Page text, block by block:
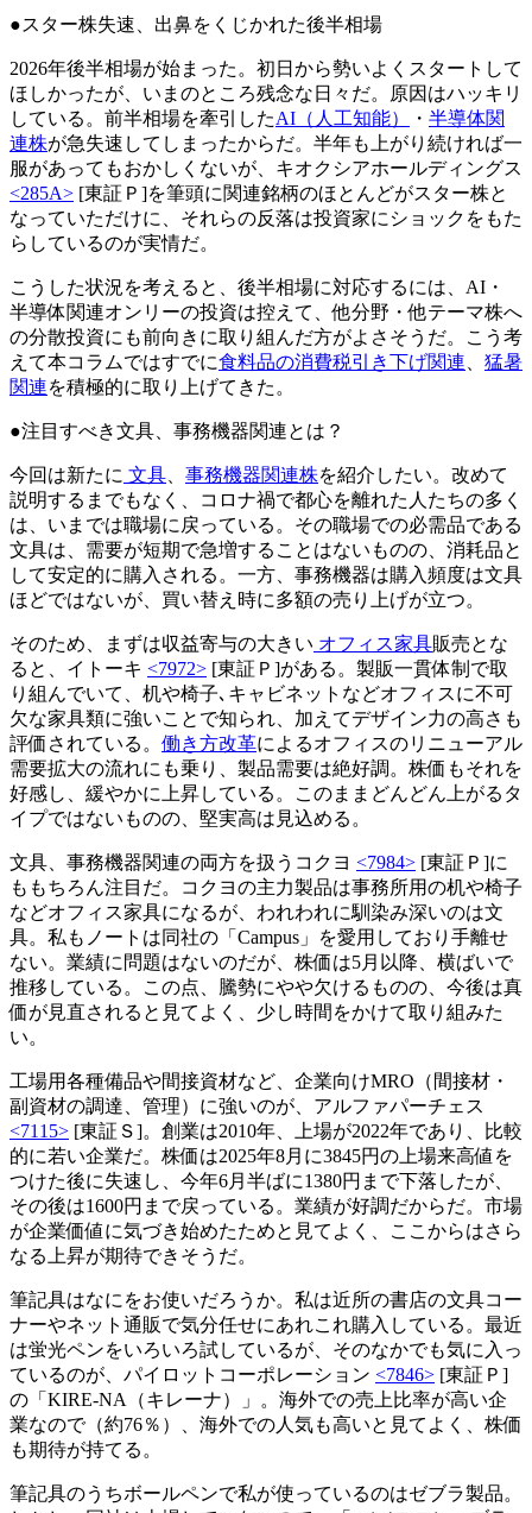
●スター株失速、出鼻をくじかれた後半相場
2026年後半相場が始まった。初日から勢いよくスタートして
ほしかったが、いまのところ残念な日々だ。原因はハッキリ
している。前半相場を牽引したAI（人工知能） ・ 半導体関
連株が急失速してしまったからだ。半年も上がり続ければ一
服があってもおかしくないが、キオクシアホールディングス
<285A> [東証Ｐ]を筆頭に関連銘柄のほとんどがスター株と
なっていただけに、それらの反落は投資家にショックをもた
らしているのが実情だ。
こうした状況を考えると、後半相場に対応するには、AI・
半導体関連オンリーの投資は控えて、他分野・他テーマ株へ
の分散投資にも前向きに取り組んだ方がよさそうだ。こう考
えて本コラムではすでに食料品の消費税引き下げ関連
猛暑
関連を積極的に取り上げてきた。
●注目すべき文具、事務機器関連とは？
今回は新たに 文具 事務機器関連株を紹介したい。改めて
説明するまでもなく、コロナ禍で都心を離れた人たちの多く
は、いまでは職場に戻っている。その職場での必需品である
文具は、需要が短期で急増することはないものの、消耗品と
して安定的に購入される。一方、事務機器は購入頻度は文具
ほどではないが、買い替え時に多額の売り上げが立つ。
そのため、まずは収益寄与の大きい オフィス家具販売とな
ると、イトーキ <7972> [東証Ｐ]がある。製販一貫体制で取
り組んでいて、机や椅子､キャビネットなどオフィスに不可
欠な家具類に強いことで知られ、加えてデザイン力の高さも
評価されている。 働き方改革によるオフィスのリニューアル
需要拡大の流れにも乗り、製品需要は絶好調。株価もそれを
好感し、緩やかに上昇している。このままどんどん上がるタ
イプではないものの、堅実高は見込める。
文具、事務機器関連の両方を扱うコクヨ <7984> [東証Ｐ]に
ももちろん注目だ。コクヨの主力製品は事務所用の机や椅子
などオフィス家具になるが、われわれに馴染み深いのは文
具。私もノートは同社の「Campus」を愛用しており手離せ
ない。業績に問題はないのだが、株価は5月以降、横ばいで
推移している。この点、騰勢にやや欠けるものの、今後は真
価が見直されると見てよく、少し時間をかけて取り組みた
い。
工場用各種備品や間接資材など、企業向けMRO（間接材・
副資材の調達、管理）に強いのが、アルファパーチェス
<7115> [東証Ｓ]。創業は2010年、上場が2022年であり、比較
的に若い企業だ。株価は2025年8月に3845円の上場来高値を
つけた後に失速し、今年6月半ばに1380円まで下落したが、
その後は1600円まで戻っている。業績が好調だからだ。市場
が企業価値に気づき始めたためと見てよく、ここからはさら
なる上昇が期待できそうだ。
筆記具はなにをお使いだろうか。私は近所の書店の文具コー
ナーやネット通販で気分任せにあれこれ購入している。最近
は蛍光ペンをいろいろ試しているが、そのなかでも気に入っ
ているのが、パイロットコーポレーション <7846> [東証Ｐ]
の「KIRE-NA（キレーナ）」。海外での売上比率が高い企
業なので（約76％）、海外での人気も高いと見てよく、株価
も期待が持てる。
筆記具のうちボールペンで私が使っているのはゼブラ製品。